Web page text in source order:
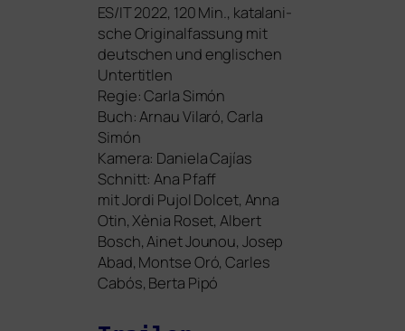
ES/IT2022, 120 Min., kata­la­ni­
sche Originalfassung mit
deut­schen und eng­li­schen
Untertitlen
Regie:Carla Simón
Buch: Arnau Vilaró, Carla
Simón
Kamera: Daniela Cajías
Schnitt: Ana Pfaff
mit Jordi Pujol Dolcet, Anna
Otin, Xènia Roset, Albert
Bosch, Ainet Jounou, Josep
Abad, Montse Oró, Carles
Cabós, Berta Pipó